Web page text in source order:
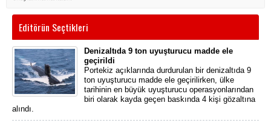
Editörün Seçtikleri
Denizaltıda 9 ton uyuşturucu madde ele
geçirildi
Portekiz açıklarında durdurulan bir denizaltıda 9
ton uyuşturucu madde ele geçirilirken, ülke
tarihinin en büyük uyuşturucu operasyonlarından
biri olarak kayda geçen baskında 4 kişi gözaltına
alındı.